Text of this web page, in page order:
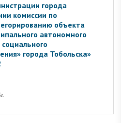
города
комиссии по
объекта
автономного
города Тобольска»